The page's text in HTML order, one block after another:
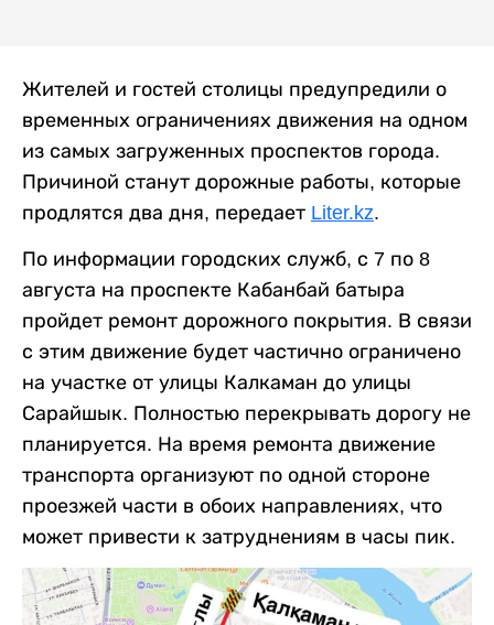
Жителей и гостей столицы предупредили о
временных ограничениях движения на одном
из самых загруженных проспектов города.
Причиной станут дорожные работы, которые
продлятся два дня, передает Liter.kz.
По информации городских служб, с 7 по 8
августа на проспекте Кабанбай батыра
пройдет ремонт дорожного покрытия. В связи
с этим движение будет частично ограничено
на участке от улицы Калкаман до улицы
Сарайшык. Полностью перекрывать дорогу не
планируется. На время ремонта движение
транспорта организуют по одной стороне
проезжей части в обоих направлениях, что
может привести к затруднениям в часы пик.